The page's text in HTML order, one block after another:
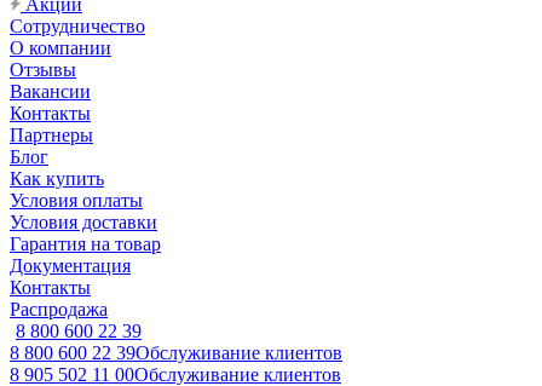
Акции
Сотрудничество
О компании
Отзывы
Вакансии
Контакты
Партнеры
Блог
Как купить
Условия оплаты
Условия доставки
Гарантия на товар
Документация
Контакты
Распродажа
8 800 600 22 39
8 800 600 22 39Обслуживание клиентов
8 905 502 11 00Обслуживание клиентов